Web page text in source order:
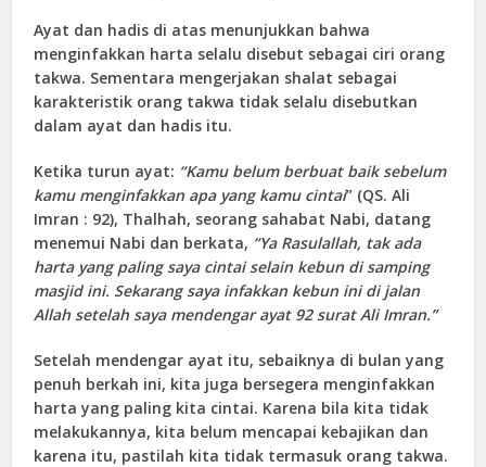
Ayat dan hadis di atas menunjukkan bahwa
menginfakkan harta selalu disebut sebagai ciri orang
takwa. Sementara mengerjakan shalat sebagai
karakteristik orang takwa tidak selalu disebutkan
dalam ayat dan hadis itu.
Ketika turun ayat: “Kamu belum berbuat baik sebelum
kamu menginfakkan apa yang kamu cintai” (QS. Ali
Imran : 92), Thalhah, seorang sahabat Nabi, datang
menemui Nabi dan berkata, “Ya Rasulallah, tak ada
harta yang paling saya cintai selain kebun di samping
masjid ini. Sekarang saya infakkan kebun ini di jalan
Allah setelah saya mendengar ayat 92 surat Ali Imran.”
Setelah mendengar ayat itu, sebaiknya di bulan yang
penuh berkah ini, kita juga bersegera menginfakkan
harta yang paling kita cintai. Karena bila kita tidak
melakukannya, kita belum mencapai kebajikan dan
karena itu, pastilah kita tidak termasuk orang takwa.